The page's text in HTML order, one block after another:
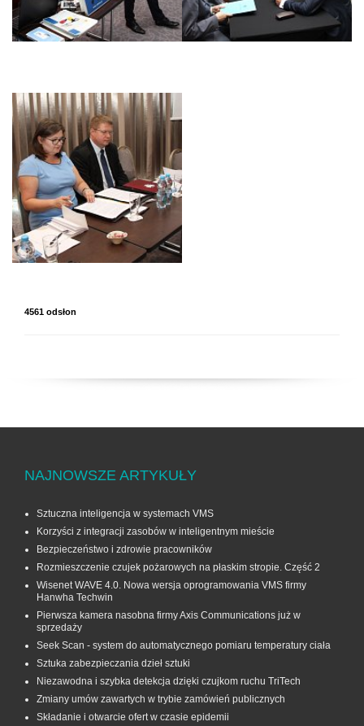
4561 odsłon
NAJNOWSZE ARTYKUŁY
Sztuczna inteligencja w systemach VMS
Korzyści z integracji zasobów w inteligentnym mieście
Bezpieczeństwo i zdrowie pracowników
Rozmieszczenie czujek pożarowych na płaskim stropie. Część 2
Wisenet WAVE 4.0. Nowa wersja oprogramowania VMS firmy
Hanwha Techwin
Pierwsza kamera nasobna firmy Axis Communications już w
sprzedaży
Seek Scan - system do automatycznego pomiaru temperatury ciała
Sztuka zabezpieczania dzieł sztuki
Niezawodna i szybka detekcja dzięki czujkom ruchu TriTech
Zmiany umów zawartych w trybie zamówień publicznych
Składanie i otwarcie ofert w czasie epidemii